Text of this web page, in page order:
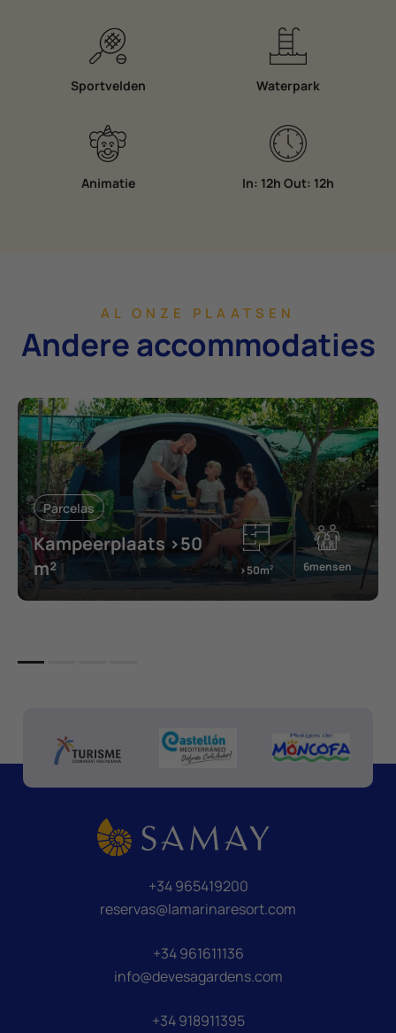
Sportvelden Waterpark
Animatie In: 12h Out: 12h
AL ONZE PLAATSEN
Andere accommodaties
Parcelas
Kampeerplaats >50
m²
>50m2 6mensen
+34 965419200
reservas@lamarinaresort.com
+34 961611136
info@devesagardens.com
+34 918911395